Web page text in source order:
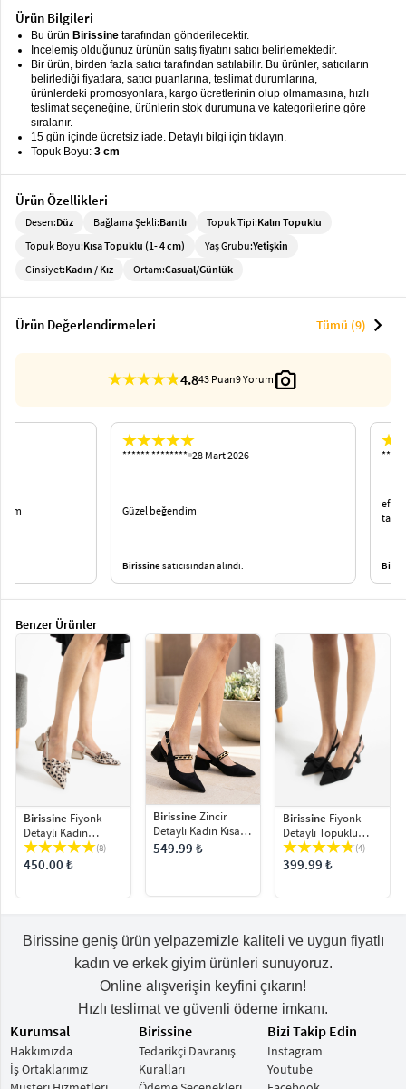
Dış
Giyim keyboard_arrow_down
Tesettür
Giyim
keyboard_arrow_down
Büyük
Bedenkeyboard_arrow_down
keyboard_arrow_down
Ürün Bilgileri
Bu ürün Birissine tarafından gönderilecektir.
İncelemiş olduğunuz ürünün satış fiyatını satıcı belirlemektedir.
Bir ürün, birden fazla satıcı tarafından satılabilir. Bu ürünler, satıcıların
belirlediği fiyatlara, satıcı puanlarına, teslimat durumlarına,
ürünlerdeki promosyonlara, kargo ücretlerinin olup olmamasına, hızlı
teslimat seçeneğine, ürünlerin stok durumuna ve kategorilerine göre
sıralanır.
15 gün içinde ücretsiz iade. Detaylı bilgi için tıklayın.
Topuk Boyu: 3 cm
Ürün Özellikleri
Desen:Düz Bağlama Şekli:Bantlı Topuk Tipi:Kalın Topuklu
Topuk Boyu:Kısa Topuklu (1- 4 cm) Yaş Grubu:Yetişkin
Cinsiyet:Kadın / Kız Ortam:Casual/Günlük
Ürün Değerlendirmeleri Tümü (9) chevron_right
4.843 Puan9 Yorum photo_camera
****** ******** 28 Mart 2026
Güzel beğendim
Birissinesatıcısından alındı.
******* ****
efsane
tam oldu
Birissine
Benzer Ürünler
Birissine Fiyonk
Detaylı Kadın
Topuklu Ayakkabı
(8)
450.00 ₺
Birissine Zincir
Detaylı Kadın Kısa
Topuklu Ayakkabı
549.99 ₺
Birissine Fiyonk
Detaylı Topuklu
Ayakkabı
(4)
399.99 ₺
Birissine geniş ürün yelpazemizle kaliteli ve uygun fiyatlı
kadın ve erkek giyim ürünleri sunuyoruz.
Online alışverişin keyfini çıkarın!
Hızlı teslimat ve güvenli ödeme imkanı.
Kurumsal
Hakkımızda
İş Ortaklarımız
Birissine
Tedarikçi Davranış
Kuralları
Bizi Takip Edin
Instagram
Youtube